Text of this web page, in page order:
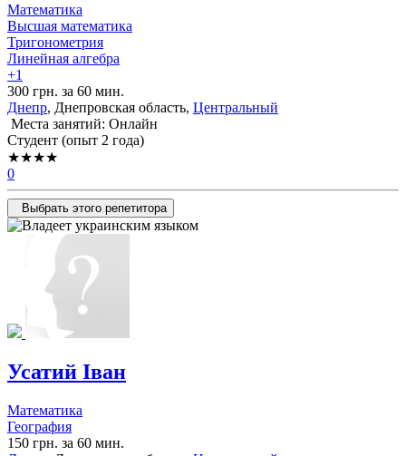
Математика
Высшая математика
Тригонометрия
Линейная алгебра
+1
300 грн. за 60 мин.
Днепр, Днепровская область, Центральный
Места занятий: Онлайн
Cтудент (опыт 2 года)
★★★★
0
Выбрать этого репетитора
Усатий Іван
Математика
География
150 грн. за 60 мин.